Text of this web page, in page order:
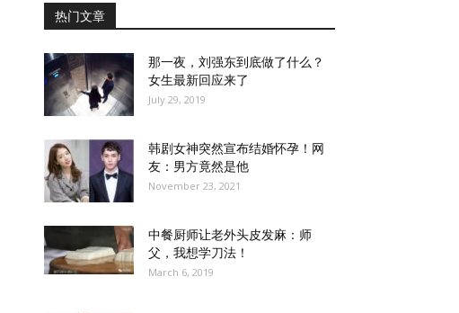
热门文章
那一夜，刘强东到底做了什么？
女生最新回应来了
July 29, 2019
韩剧女神突然宣布结婚怀孕！网
友：男方竟然是他
November 23, 2021
中餐厨师让老外头皮发麻：师
父，我想学刀法！
March 6, 2019